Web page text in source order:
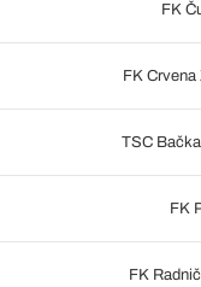
FK
FK Crvena
TSC
FK
FK